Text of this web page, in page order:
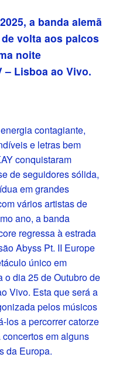
a banda alemã
volta aos palcos
noite
– Lisboa ao Vivo.
contagiante,
e letras bem
conquistaram
de seguidores sólida,
em grandes
vários artistas de
ano, a banda
regressa à estrada
Abyss Pt. II Europe
único em
o dia 25 de Outubro de
Vivo. Esta que será a
pelos músicos
los a percorrer catorze
em alguns
da Europa.